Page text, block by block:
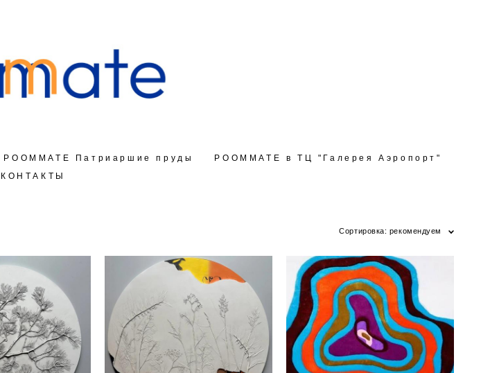
РOOMMATE Патриаршие пруды
РOOMMATE в ТЦ "Галерея Аэропорт"
КОНТАКТЫ
РOOMMATE Патриаршие пруды
РOOMMATE в ТЦ "Галерея Аэропорт"
КОНТАКТЫ
Сортировка: рекомендуем
панно "СОСНА"
pуб.
Ботаническое панно "URBAN
GARDEN"
240 000 pуб.
Ковер LABRADORITE
45 000 pуб.